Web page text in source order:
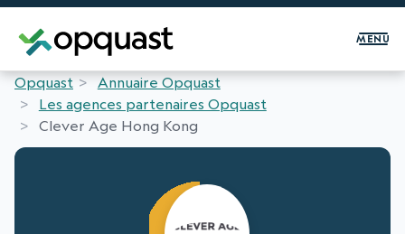
MENU
Opquast
Annuaire Opquast
Les agences partenaires Opquast
Clever Age Hong Kong